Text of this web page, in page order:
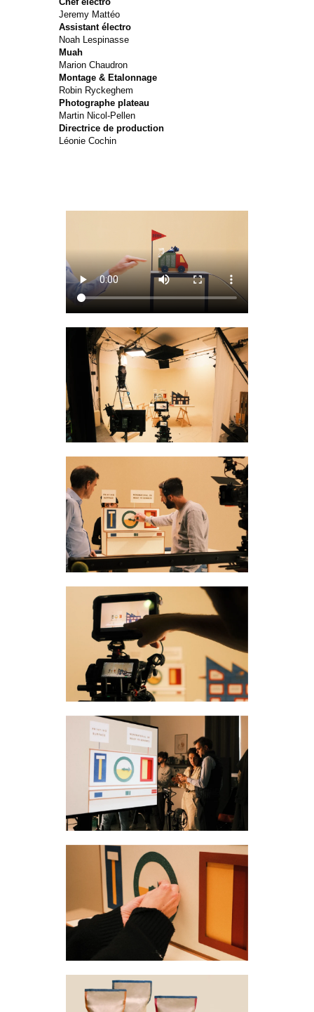
Jeremy Mattéo
Assistant électro
Noah Lespinasse
Muah
Marion Chaudron
Montage & Etalonnage
Robin Ryckeghem
Photographe plateau
Martin Nicol-Pellen
Directrice de production
Léonie Cochin